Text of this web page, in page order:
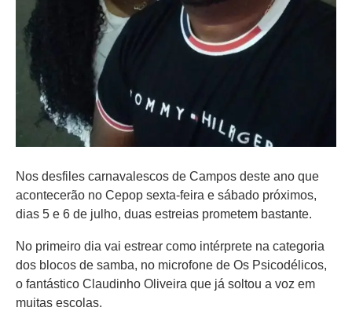
Nos desfiles carnavalescos de Campos deste ano que
acontecerão no Cepop sexta-feira e sábado próximos,
dias 5 e 6 de julho, duas estreias prometem bastante.
No primeiro dia vai estrear como intérprete na categoria
dos blocos de samba, no microfone de Os Psicodélicos,
o fantástico Claudinho Oliveira que já soltou a voz em
muitas escolas.